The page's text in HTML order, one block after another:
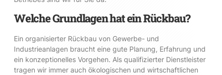
Welche Grundlagen hat ein Rückbau?
Ein organisierter Rückbau von Gewerbe- und
Industrieanlagen braucht eine gute Planung, Erfahrung und
ein konzeptionelles Vorgehen. Als qualifizierter Dienstleister
tragen wir immer auch ökologischen und wirtschaftlichen